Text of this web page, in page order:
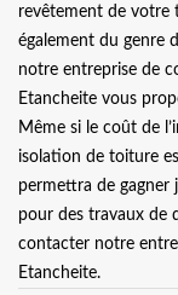
revêtement de votre
également du genre
notre entreprise de
Etancheite vous
Même si le coût de
isolation de toiture
permettra de gagner
pour des travaux de
contacter notre
Etancheite.